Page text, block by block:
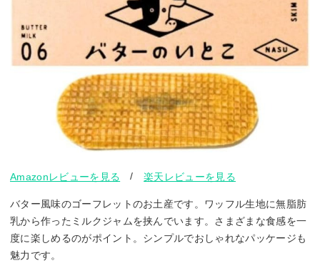
Amazonレビューを見る /楽天レビューを見る
バター風味のゴーフレットのお土産です。ワッフル生地に無脂肪
乳から作ったミルクジャムを挟んでいます。さまざまな食感を一
度に楽しめるのがポイント。シンプルでおしゃれなパッケージも
魅力です。